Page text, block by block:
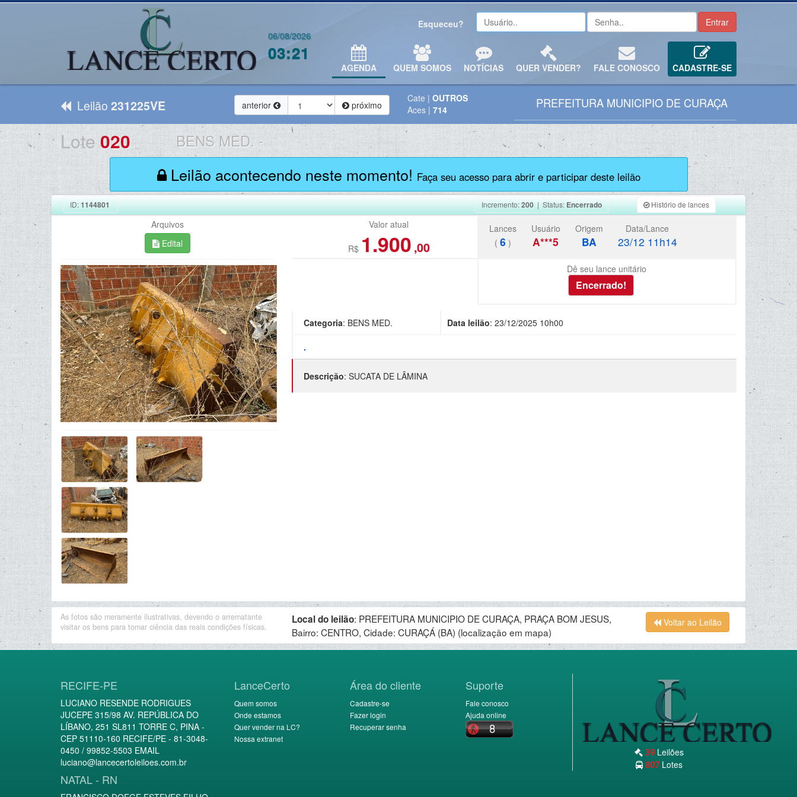
06/08/2026
03:21
Esqueceu?
AGENDA QUEM SOMOS NOTÍCIAS QUER VENDER? FALE CONOSCO CADASTRE-SE
Leilão 231225VE anterior próximo
Cate | OUTROS
Aces | 714 PREFEITURA MUNICIPIO DE CURAÇA
Lote020 BENS MED. -
Leilão acontecendo neste momento! Faça seu acesso para abrir e participar deste leilão
ID:1144801 Incremento:200 | Status:Encerrado Histório de lances
Arquivos
Edital
Valor atual
R$ 1.900 ,00
Lances
( 6 )
Usuário
A***5
Origem
BA
Data/Lance
23/12 11h14
Dê seu lance unitário
Categoria: BENS MED. Data leilão: 23/12/2025 10h00
.
Descrição: SUCATA DE LÂMINA
As fotos são meramente ilustrativas, devendo o arrematante
visitar os bens para tomar ciência das reais condições físicas.
Local do leilão: PREFEITURA MUNICIPIO DE CURAÇA, PRAÇA BOM JESUS,
Bairro: CENTRO, Cidade: CURAÇÁ (BA) (localização em mapa)
Voltar ao Leilão
RECIFE-PE
LUCIANO RESENDE RODRIGUES
JUCEPE 315/98 AV. REPÚBLICA DO
LÍBANO, 251 SL811 TORRE C, PINA -
CEP 51110-160 RECIFE/PE - 81-3048-
0450 / 99852-5503 EMAIL
luciano@lancecertoleiloes.com.br
NATAL - RN
LanceCerto
Quem somos
Onde estamos
Quer vender na LC?
Nossa extranet
Área do cliente
Cadastre-se
Fazer login
Recuperar senha
Suporte
Fale conosco
Ajuda online
39Leilões
807Lotes